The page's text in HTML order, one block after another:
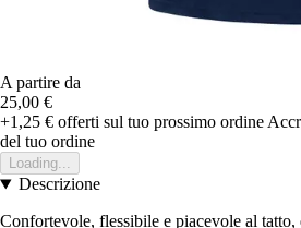
A partire da
25,00 €
+1,25 € offerti sul tuo prossimo ordine
del tuo ordine
Loading...
Descrizione
Confortevole, flessibile e piacevole al tatto,